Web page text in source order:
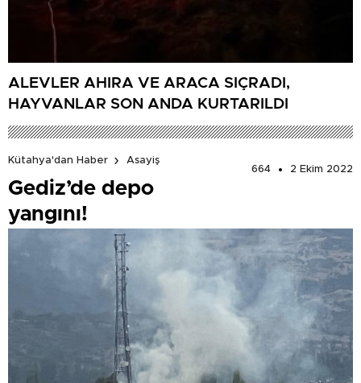
ALEVLER AHIRA VE ARACA SIÇRADI,
HAYVANLAR SON ANDA KURTARILDI
Kütahya'dan Haber
Asayiş
664
2 Ekim 2022
Gediz’de depo
yangını!